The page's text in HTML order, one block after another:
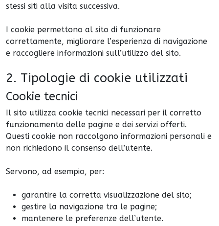
stessi siti alla visita successiva.
I cookie permettono al sito di funzionare
correttamente, migliorare l’esperienza di navigazione
e raccogliere informazioni sull’utilizzo del sito.
2. Tipologie di cookie utilizzati
Cookie tecnici
Il sito utilizza cookie tecnici necessari per il corretto
funzionamento delle pagine e dei servizi offerti.
Questi cookie non raccolgono informazioni personali e
non richiedono il consenso dell’utente.
Servono, ad esempio, per:
garantire la corretta visualizzazione del sito;
gestire la navigazione tra le pagine;
mantenere le preferenze dell’utente.